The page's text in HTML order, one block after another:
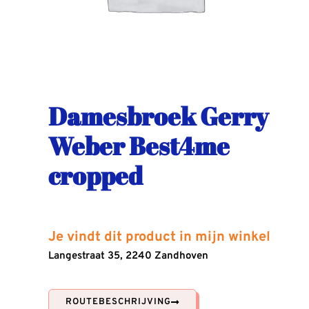
Damesbroek Gerry
Weber Best4me
cropped
Je vindt dit product in mijn winkel
Langestraat 35, 2240 Zandhoven
ROUTEBESCHRIJVING